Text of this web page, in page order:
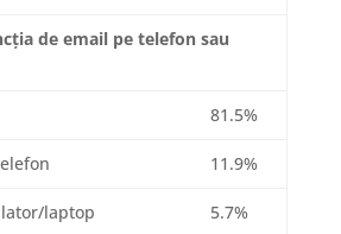
de email pe telefon sau
81.5%
11.9%
laptop 5.7%